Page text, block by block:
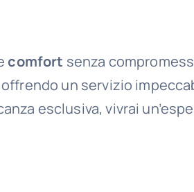
comfort senza
un servizio
esclusiva, vivrai